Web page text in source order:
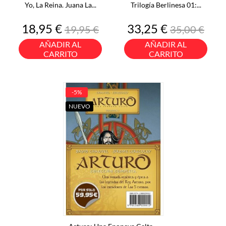
Yo, La Reina. Juana La...
Precio
18,95 €Precio
base
19,95 €
AÑADIR AL
CARRITO
Trilogía Berlinesa 01:...
Precio
33,25 €Precio
base
35,00 €
AÑADIR AL
CARRITO
-5%
NUEVO